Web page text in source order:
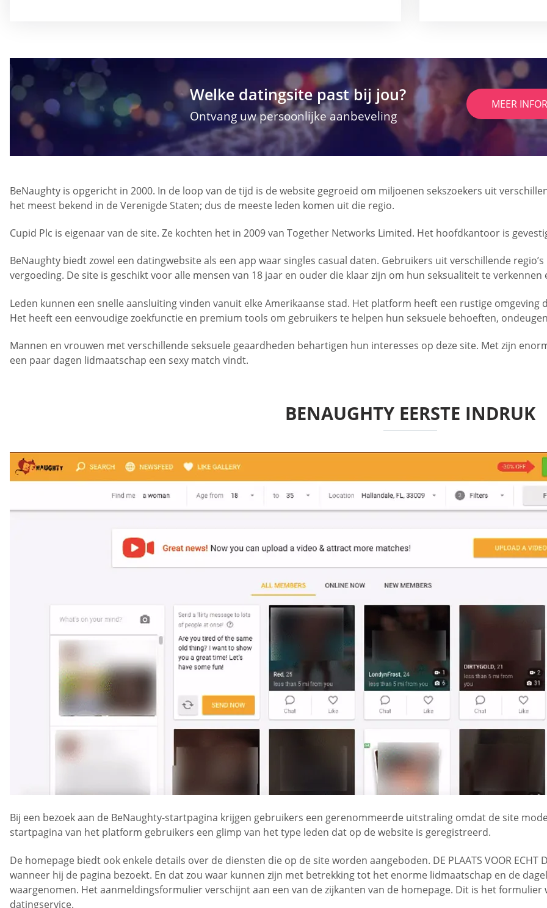
Welke datingsite past bij jou?
Ontvang uw persoonlijke aanbeveling
MEER
BeNaughty is opgericht in 2000. In de loop van de tijd is de website gegroeid om miljoenen sekszoekers uit
het meest bekend in de Verenigde Staten; dus de meeste leden komen uit die regio.
Cupid Plc is eigenaar van de site. Ze kochten het in 2009 van Together Networks Limited. Het hoofdkantoor is
BeNaughty biedt zowel een datingwebsite als een app waar singles casual daten. Gebruikers uit verschillende
vergoeding. De site is geschikt voor alle mensen van 18 jaar en ouder die klaar zijn om hun seksualiteit te
Leden kunnen een snelle aansluiting vinden vanuit elke Amerikaanse stad. Het platform heeft een rustige
Het heeft een eenvoudige zoekfunctie en premium tools om gebruikers te helpen hun seksuele behoeften,
Mannen en vrouwen met verschillende seksuele geaardheden behartigen hun interesses op deze site. Met zijn
een paar dagen lidmaatschap een sexy match vindt.
BENAUGHTY EERSTE INDRUK
Bij een bezoek aan de BeNaughty-startpagina krijgen gebruikers een gerenommeerde uitstraling omdat de site
startpagina van het platform gebruikers een glimp van het type leden dat op de website is geregistreerd.
De homepage biedt ook enkele details over de diensten die op de site worden aangeboden. DE PLAATS VOOR ECHT
wanneer hij de pagina bezoekt. En dat zou waar kunnen zijn met betrekking tot het enorme lidmaatschap en de
waargenomen. Het aanmeldingsformulier verschijnt aan een van de zijkanten van de homepage. Dit is het
datingservice.